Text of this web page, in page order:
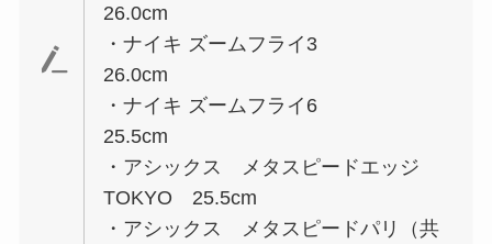
26.0cm
・ナイキ ズームフライ3
26.0cm
・ナイキ ズームフライ6
25.5cm
・アシックス メタスピードエッジ
TOKYO 25.5cm
・アシックス メタスピードパリ（共